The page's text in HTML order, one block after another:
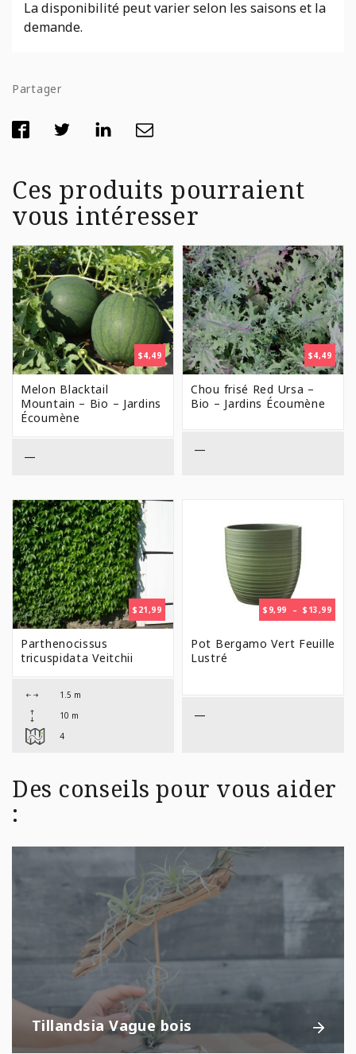
La disponibilité peut varier selon les saisons et la
demande.
Partager
Ces produits pourraient
vous intéresser
$4,49
Melon Blacktail
Mountain – Bio – Jardins
Écoumène
—
$4,49
Chou frisé Red Ursa –
Bio – Jardins Écoumène
—
$ 21,99
Parthenocissus
tricuspidata Veitchii
1.5 m
10 m
4
$ 9,99 – $ 13,99
DE
$9,99
Pot Bergamo Vert Feuille
Lustré
—
Des conseils pour vous aider
:
Tillandsia Vague bois